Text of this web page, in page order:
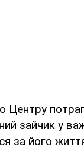
Центру
зайчик у
за його